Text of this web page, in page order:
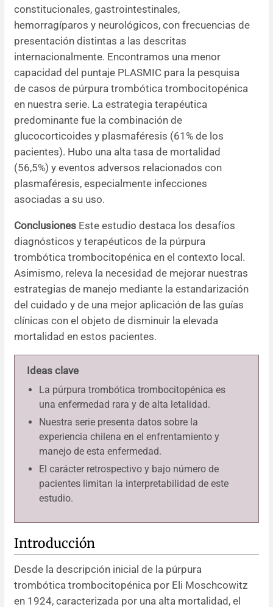
constitucionales, gastrointestinales,
hemorragíparos y neurológicos, con frecuencias de
presentación distintas a las descritas
internacionalmente. Encontramos una menor
capacidad del puntaje PLASMIC para la pesquisa
de casos de púrpura trombótica trombocitopénica
en nuestra serie. La estrategia terapéutica
predominante fue la combinación de
glucocorticoides y plasmaféresis (61% de los
pacientes). Hubo una alta tasa de mortalidad
(56,5%) y eventos adversos relacionados con
plasmaféresis, especialmente infecciones
asociadas a su uso.
Conclusiones Este estudio destaca los desafíos
diagnósticos y terapéuticos de la púrpura
trombótica trombocitopénica en el contexto local.
Asimismo, releva la necesidad de mejorar nuestras
estrategias de manejo mediante la estandarización
del cuidado y de una mejor aplicación de las guías
clínicas con el objeto de disminuir la elevada
mortalidad en estos pacientes.
Ideas clave
La púrpura trombótica trombocitopénica es
una enfermedad rara y de alta letalidad.
Nuestra serie presenta datos sobre la
experiencia chilena en el enfrentamiento y
manejo de esta enfermedad.
El carácter retrospectivo y bajo número de
pacientes limitan la interpretabilidad de este
estudio.
Introducción
Desde la descripción inicial de la púrpura
trombótica trombocitopénica por Eli Moschcowitz
en 1924, caracterizada por una alta mortalidad, el